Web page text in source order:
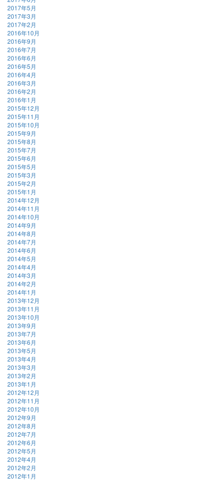
2017年5月
2017年3月
2017年2月
2016年10月
2016年9月
2016年7月
2016年6月
2016年5月
2016年4月
2016年3月
2016年2月
2016年1月
2015年12月
2015年11月
2015年10月
2015年9月
2015年8月
2015年7月
2015年6月
2015年5月
2015年3月
2015年2月
2015年1月
2014年12月
2014年11月
2014年10月
2014年9月
2014年8月
2014年7月
2014年6月
2014年5月
2014年4月
2014年3月
2014年2月
2014年1月
2013年12月
2013年11月
2013年10月
2013年9月
2013年7月
2013年6月
2013年5月
2013年4月
2013年3月
2013年2月
2013年1月
2012年12月
2012年11月
2012年10月
2012年9月
2012年8月
2012年7月
2012年6月
2012年5月
2012年4月
2012年2月
2012年1月